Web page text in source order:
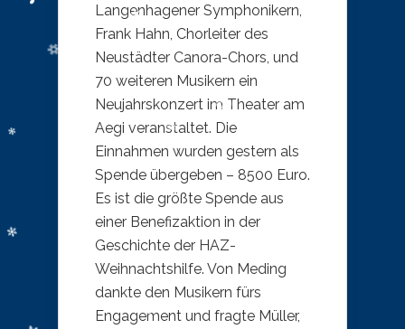
Langenhagener Symphonikern,
Frank Hahn, Chorleiter des
Neustädter Canora-Chors, und
70 weiteren Musikern ein
Neujahrskonzert im Theater am
Aegi veranstaltet. Die
Einnahmen wurden gestern als
Spende übergeben – 8500 Euro.
Es ist die größte Spende aus
einer Benefizaktion in der
Geschichte der HAZ-
Weihnachtshilfe. Von Meding
dankte den Musikern fürs
Engagement und fragte Müller,